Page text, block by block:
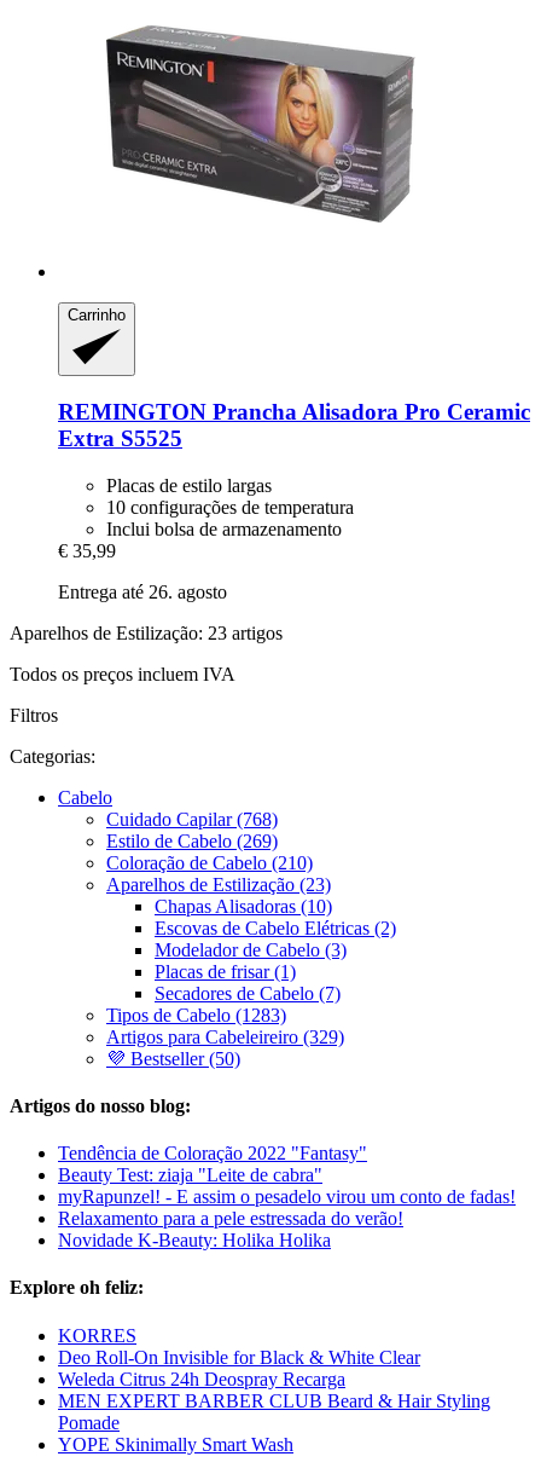
Carrinho
REMINGTON Prancha Alisadora Pro Ceramic
Extra S5525
Placas de estilo largas
10 configurações de temperatura
Inclui bolsa de armazenamento
€ 35,99
Entrega até 26. agosto
Aparelhos de Estilização: 23 artigos
Todos os preços incluem IVA
Filtros
Categorias:
Cabelo
Cuidado Capilar (768)
Estilo de Cabelo (269)
Coloração de Cabelo (210)
Aparelhos de Estilização (23)
Chapas Alisadoras (10)
Escovas de Cabelo Elétricas (2)
Modelador de Cabelo (3)
Placas de frisar (1)
Secadores de Cabelo (7)
Tipos de Cabelo (1283)
Artigos para Cabeleireiro (329)
💜 Bestseller (50)
Artigos do nosso blog:
Tendência de Coloração 2022 "Fantasy"
Beauty Test: ziaja "Leite de cabra"
myRapunzel! - E assim o pesadelo virou um conto de fadas!
Relaxamento para a pele estressada do verão!
Novidade K-Beauty: Holika Holika
Explore oh feliz:
KORRES
Deo Roll-On Invisible for Black & White Clear
Weleda Citrus 24h Deospray Recarga
MEN EXPERT BARBER CLUB Beard & Hair Styling
Pomade
YOPE Skinimally Smart Wash